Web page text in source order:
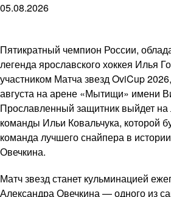
05.08.2026
Пятикратный чемпион России,
легенда ярославского хоккея Илья
участником Матча звезд OviCup
августа на арене «Мытищи» имени
Прославленный защитник выйдет на
команды Ильи Ковальчука, которой
команда лучшего снайпера в
Овечкина.
Матч звезд станет кульминацией
Александра Овечкина — одного из